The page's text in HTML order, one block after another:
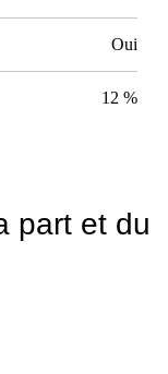
Oui
12 %
part et du